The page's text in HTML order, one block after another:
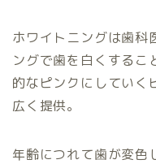
ホワイトニングは歯科
ングで歯を白くするこ
的なピンクにしていく
広く提供。
年齢につれて歯が変色